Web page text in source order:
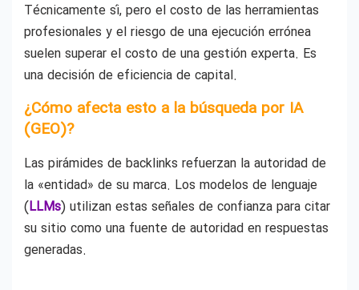
Técnicamente sí, pero el costo de las herramientas
profesionales y el riesgo de una ejecución errónea
suelen superar el costo de una gestión experta. Es
una decisión de eficiencia de capital.
¿Cómo afecta esto a la búsqueda por IA
(GEO)?
Las pirámides de backlinks refuerzan la autoridad de
la «entidad» de su marca. Los modelos de lenguaje
(LLMs) utilizan estas señales de confianza para citar
su sitio como una fuente de autoridad en respuestas
generadas.